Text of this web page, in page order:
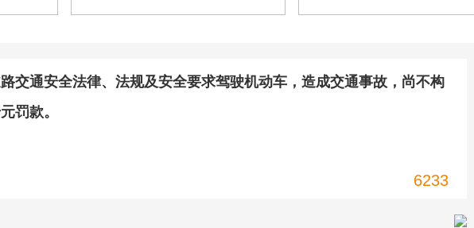
交通安全法律、法规及安全要求驾驶机动车，造成交通事故，尚不构
罚款。
6233